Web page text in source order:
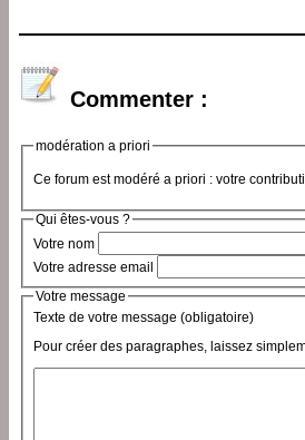
Commenter :
modération a priori
Ce forum est modéré a priori : votre
Qui êtes-vous ?
Votre nom
Votre adresse email
Votre message
Texte de votre message (obligatoire)
Pour créer des paragraphes, laissez